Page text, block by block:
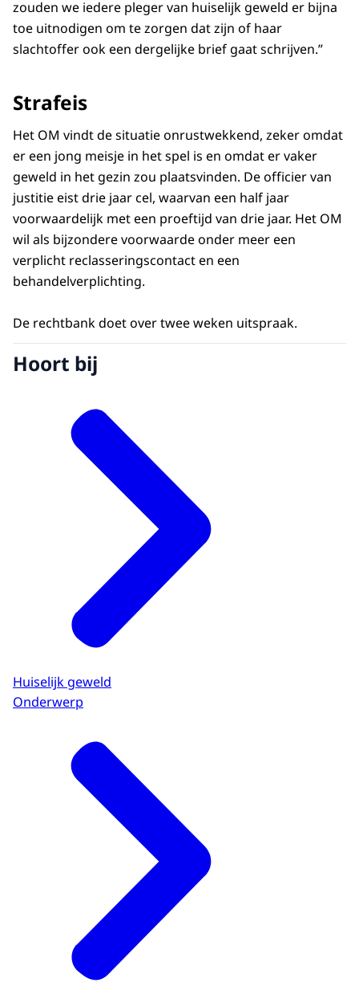
zouden we iedere pleger van huiselijk geweld er bijna
toe uitnodigen om te zorgen dat zijn of haar
slachtoffer ook een dergelijke brief gaat schrijven.”
Strafeis
Het OM vindt de situatie onrustwekkend, zeker omdat
er een jong meisje in het spel is en omdat er vaker
geweld in het gezin zou plaatsvinden. De officier van
justitie eist drie jaar cel, waarvan een half jaar
voorwaardelijk met een proeftijd van drie jaar. Het OM
wil als bijzondere voorwaarde onder meer een
verplicht reclasseringscontact en een
behandelverplichting.
De rechtbank doet over twee weken uitspraak.
Hoort bij
Huiselijk geweld
Onderwerp